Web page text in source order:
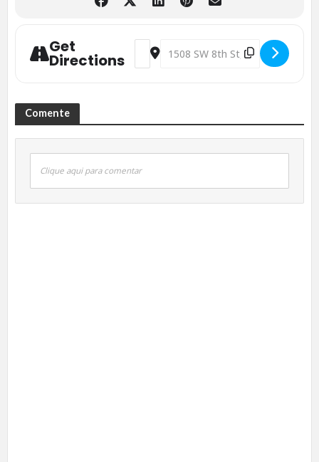
Ingresso para Mostra Virtual na Inff.online – $8,88 –
www.inff.online
iami#acontecemagazine#inffinitofestival
Get
Directions
Address - Day 9/14 -Sol by Lô Politi
Destination Address - Day 9/14 -
Comente
Clique aqui para comentar